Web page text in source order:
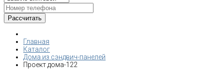
Главная
Каталог
Дома из сэндвич-панелей
Проект дома-122